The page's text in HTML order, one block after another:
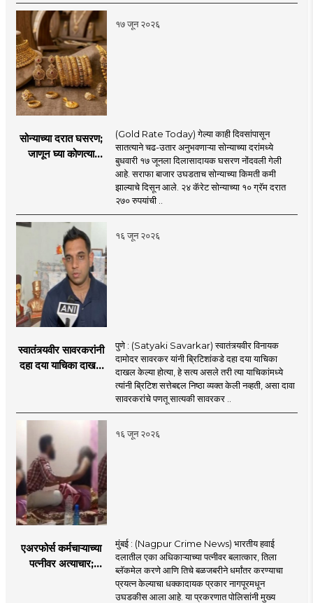
१७ जून २०२६
सोन्याच्या दरात घसरण;
जाणून घ्या कोणत्या
(Gold Rate Today) गेल्या काही दिवसांपासून
सातत्याने चढ-उतार अनुभवणाऱ्या सोन्याच्या दरांमध्ये
बुधवारी १७ जूनला दिलासादायक घसरण नोंदवली गेली
आहे. सराफा बाजार उघडताच सोन्याच्या किमती कमी
झाल्याचे दिसून आले. २४ कॅरेट सोन्याच्या १० ग्रॅम दरात
२७० रुपयांची ..
१६ जून २०२६
स्वातंत्र्यवीर सावरकरांनी
दहा दया याचिका दाखल
निष्ठा व्यक्त केली नाही’!
पणतू सात्यकी सावरकर
यांनी न्यायालयात सादर
केला दावा
पुणे : (Satyaki Savarkar) स्वातंत्र्यवीर विनायक
दामोदर सावरकर यांनी ब्रिटिशांकडे दहा दया याचिका
दाखल केल्या होत्या, हे सत्य असले तरी त्या याचिकांमध्ये
त्यांनी ब्रिटिश सत्तेबद्दल निष्ठा व्यक्त केली नव्हती, असा दावा
सावरकरांचे पणतू सात्यकी सावरकर ..
१६ जून २०२६
एअरफोर्स कर्मचाऱ्याच्या
पत्नीवर अत्याचार;
मुंबई : (Nagpur Crime News) भारतीय हवाई
दलातील एका अधिकाऱ्याच्या पत्नीवर बलात्कार, तिला
ब्लॅकमेल करणे आणि तिचे बळजबरीने धर्मांतर करण्याचा
प्रयत्न केल्याचा धक्कादायक प्रकार नागपूरमधून
उघडकीस आला आहे. या प्रकरणात पोलिसांनी मुख्य